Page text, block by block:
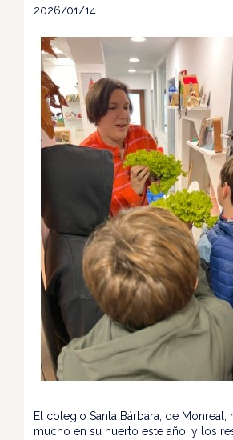
2026/01/14
El colegio Santa Bárbara, de Monreal,
mucho en su huerto este año, y los